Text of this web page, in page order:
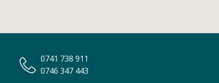
0741 738 911
0746 347 443